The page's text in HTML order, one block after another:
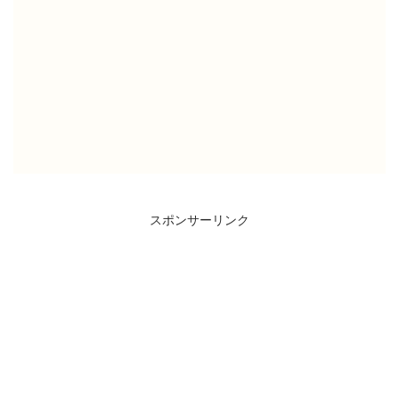
スポンサーリンク